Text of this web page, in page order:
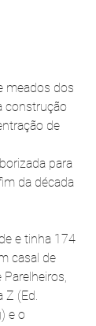
meados dos
construção
de
para
da década
e tinha 174
casal de
Z (Ed.
e o